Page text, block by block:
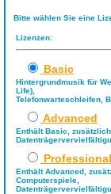
Bitte wählen Sie eine
Lizenzen:
Basic
Hintergrundmusik für
Life),
Telefonwarteschleifen,
Advanced
Enthält Basic,
Professional
Enthält Advanced,
Computerspiele,